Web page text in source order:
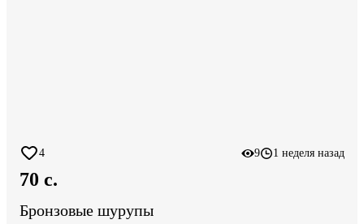
4 9 1 неделя назад
70 c.
Бронзовые шурупы